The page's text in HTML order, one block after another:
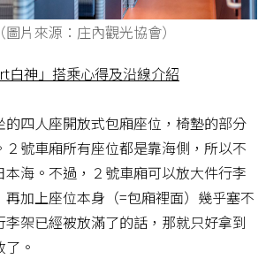
片來源：庄內觀光協會）
白神」搭乘心得及沿線介紹
的四人座開放式包廂座位，椅墊的部分
號車廂所有座位都是靠海側，所以不
海。不過，２號車廂可以放大件行李
加上座位本身（=包廂裡面）幾乎塞不
架已經被放滿了的話，那就只好拿到
。